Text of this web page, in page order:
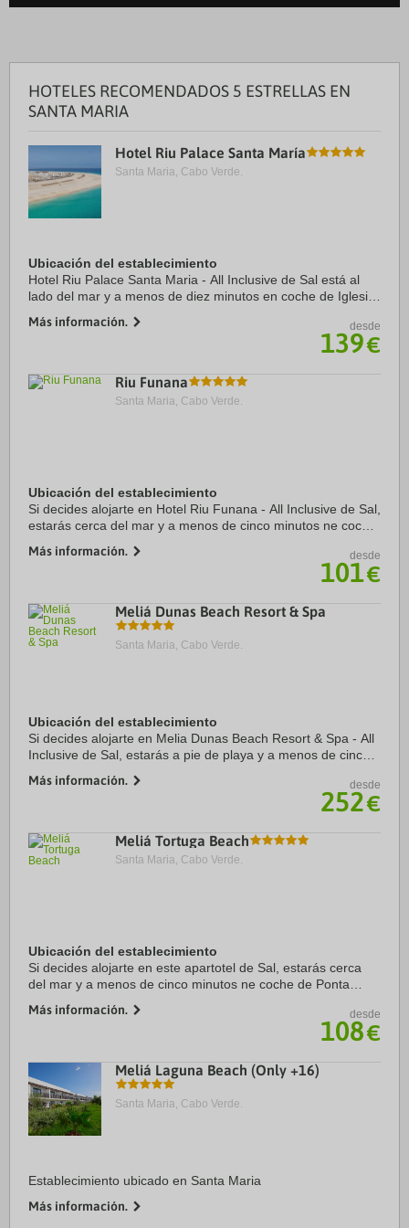
HOTELES RECOMENDADOS 5 ESTRELLAS EN
SANTA MARIA
Hotel Riu Palace Santa María
Santa Maria, Cabo Verde.
Ubicación del establecimiento
Hotel Riu Palace Santa Maria - All Inclusive de Sal está al
lado del mar y a menos de diez minutos en coche de Iglesia
este hotel con todo incluido ...
Más información. desde
139€
Riu Funana
Santa Maria, Cabo Verde.
Ubicación del establecimiento
Si decides alojarte en Hotel Riu Funana - All Inclusive de Sal,
estarás cerca del mar y a menos de cinco minutos ne coche
Maria. Además, este ...
Más información. desde
101€
Meliá Dunas Beach Resort & Spa
Santa Maria, Cabo Verde.
Ubicación del establecimiento
Si decides alojarte en Melia Dunas Beach Resort & Spa - All
Inclusive de Sal, estarás a pie de playa y a menos de cinco
Viveiro. Además, este ...
Más información. desde
252€
Meliá Tortuga Beach
Santa Maria, Cabo Verde.
Ubicación del establecimiento
Si decides alojarte en este apartotel de Sal, estarás cerca
del mar y a menos de cinco minutos ne coche de Ponta
apartotel para familias se encuentra a ...
Más información. desde
108€
Meliá Laguna Beach (Only +16)
Santa Maria, Cabo Verde.
Establecimiento ubicado en Santa Maria
Más información.